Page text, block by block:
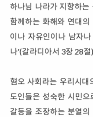
하나님 나라가 지향하는
함께하는 화해와 연대
이나 자유인이나 남자
나'(갈라디아서 3장 28
혐오 사회라는 우리시대
도인들은 성숙한 시민
갈등을 조장하는 분열